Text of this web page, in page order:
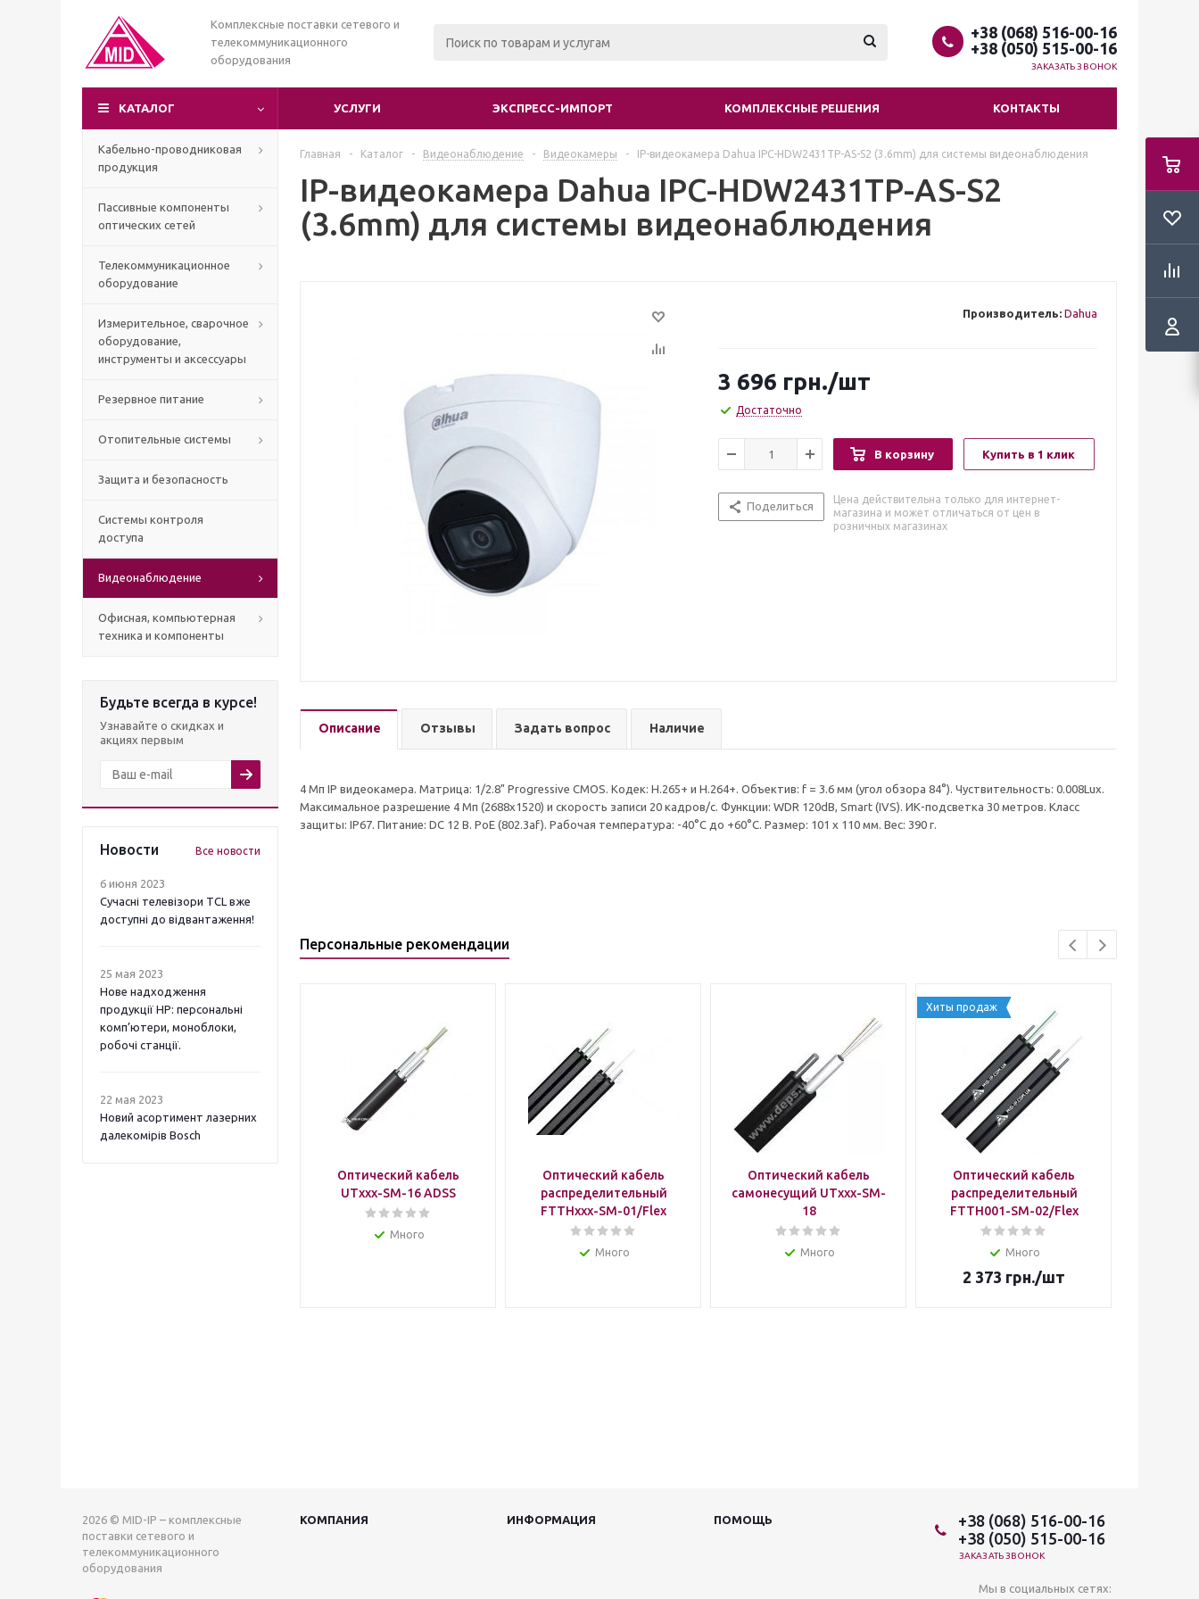
Комплексные поставки сетевого и
телекоммуникационного
оборудования
+38 (068) 516-00-16
+38 (050) 515-00-16
ЗАКАЗАТЬ ЗВОНОК
КАТАЛОГ УСЛУГИ ЭКСПРЕСС-ИМПОРТ КОМПЛЕКСНЫЕ РЕШЕНИЯ КОНТАКТЫ
Кабельно-проводниковая
продукция
Пассивные компоненты
оптических сетей
Телекоммуникационное
оборудование
Измерительное, сварочное
оборудование,
инструменты и аксессуары
Резервное питание
Отопительные системы
Защита и безопасность
Системы контроля
доступа
Видеонаблюдение
Офисная, компьютерная
техника и компоненты
Будьте всегда в курсе!
Узнавайте о скидках и
акциях первым
Новости Все новости
6 июня 2023
Сучасні телевізори TCL вже
доступні до відвантаження!
25 мая 2023
Нове надходження
продукції НР: персональні
комп’ютери, моноблоки,
робочі станції.
22 мая 2023
Новий асортимент лазерних
далекомірів Bosch
Главная - Каталог - Видеонаблюдение - Видеокамеры - IP-видеокамера Dahua IPC-HDW2431TP-AS-S2 (3.6mm) для системы видеонаблюдения
IP-видеокамера Dahua IPC-HDW2431TP-AS-S2
(3.6mm) для системы видеонаблюдения
Производитель: Dahua
3 696 грн./шт
Достаточно
В корзину Купить в 1 клик
Поделиться
Цена действительна только для интернет-
магазина и может отличаться от цен в
розничных магазинах
Описание Отзывы Задать вопрос Наличие
4 Mп IP видеокамера. Матрица: 1/2.8" Progressive CMOS. Кодек: H.265+ и H.264+. Объектив: f = 3.6 мм (угол обзора 84°). Чуствительность: 0.008Lux.
Максимальное разрешение 4 Мп (2688x1520) и скорость записи 20 кадров/с. Функции: WDR 120dB, Smart (IVS). ИК-подсветка 30 метров. Класс
защиты: IP67. Питание: DC 12 В. PoE (802.3af). Рабочая температура: -40°C до +60°C. Размер: 101 х 110 мм. Вес: 390 г.
Персональные рекомендации
Оптический кабель
UTxxx-SM-16 ADSS
Много
Оптический кабель
распределительный
FTTHxxx-SM-01/Flex
Много
Оптический кабель
самонесущий UTxxx-SM-
18
Много
Хиты продаж
Оптический кабель
распределительный
FTTH001-SM-02/Flex
Много
2 373 грн./шт
2026 © MID-IP – комплексные
поставки сетевого и
телекоммуникационного
оборудования
КОМПАНИЯ ИНФОРМАЦИЯ ПОМОЩЬ
+38 (068) 516-00-16
+38 (050) 515-00-16
ЗАКАЗАТЬ ЗВОНОК
Мы в социальных сетях: